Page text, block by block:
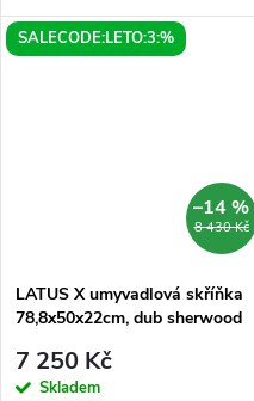
LATUS X v elegantním
antracitovém provedení. Tato
SALECODE:LETO:3:%
8 430 Kč
–14 %
LATUS X umyvadlová skříňka
78,8x50x22cm, dub sherwood
7 250 Kč
Skladem